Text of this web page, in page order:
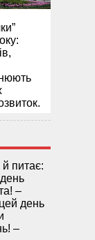
питає:
–
день
–